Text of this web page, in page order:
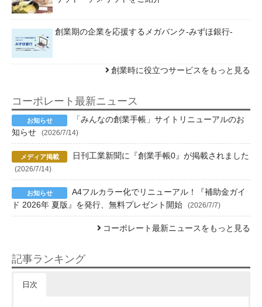
創業期の企業を応援するメガバンク-みずほ銀行-
創業時に役立つサービスをもっと見る
コーポレート最新ニュース
「みんなの創業手帳」サイトリニューアルのお
知らせ
(2026/7/14)
日刊工業新聞に『創業手帳0』が掲載されました
(2026/7/14)
A4フルカラー化でリニューアル！『補助金ガイ
ド 2026年 夏版』を発行、無料プレゼント開始
(2026/7/7)
コーポレート最新ニュースをもっと見る
記事ランキング
日次